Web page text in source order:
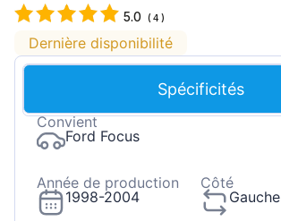
5.0 (4 )
Dernière disponibilité
Spécificités
Convient
Ford Focus
Année de production
1998-2004
Côté
Gauche